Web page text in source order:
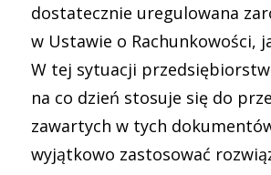
dostatecznie uregulowana
w Ustawie o Rachunkowości,
W tej sytuacji
na co dzień stosuje się do
zawartych w tych
wyjątkowo zastosować